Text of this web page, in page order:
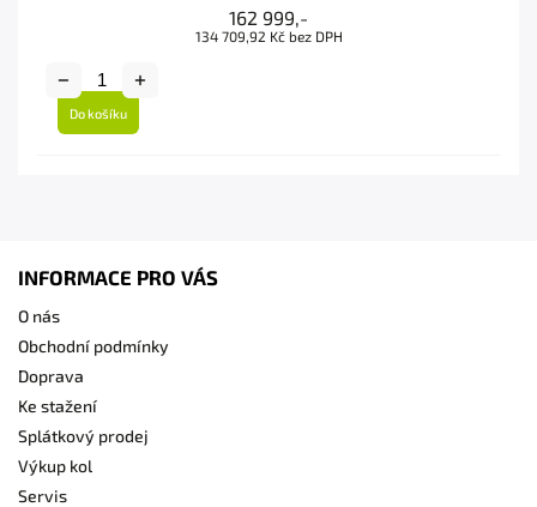
162 999,-
134 709,92 Kč bez DPH
Do košíku
INFORMACE PRO VÁS
O nás
Obchodní podmínky
Doprava
Ke stažení
Splátkový prodej
Výkup kol
Servis